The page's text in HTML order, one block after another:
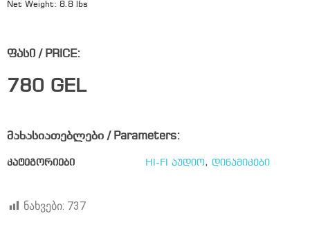
Net Weight: 8.8 lbs
ფასი / PRICE:
780 GEL
მახასიათებლები / Parameters:
კატეგორიები HI-FI აუდიო, დინამიკები
ნახვები: 737